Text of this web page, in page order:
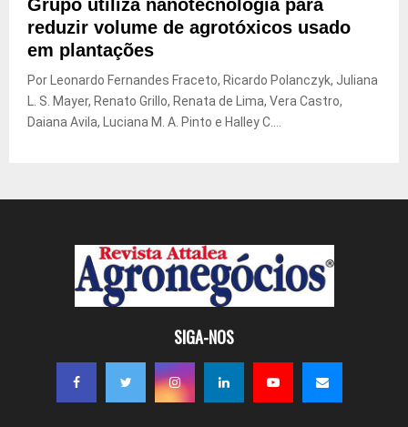
Grupo utiliza nanotecnologia para
reduzir volume de agrotóxicos usado
em plantações
Por Leonardo Fernandes Fraceto, Ricardo Polanczyk, Juliana
L. S. Mayer, Renato Grillo, Renata de Lima, Vera Castro,
Daiana Avila, Luciana M. A. Pinto e Halley C....
SIGA-NOS